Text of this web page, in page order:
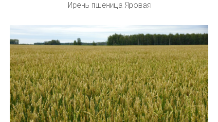
Ирень пшеница Яровая